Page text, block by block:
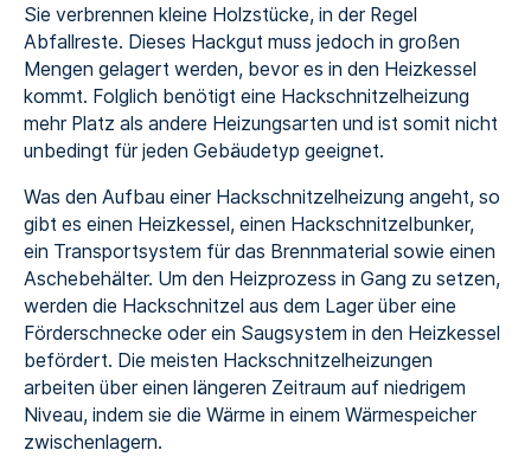
Sie verbrennen kleine Holzstücke, in der Regel
Abfallreste. Dieses Hackgut muss jedoch in großen
Mengen gelagert werden, bevor es in den Heizkessel
kommt. Folglich benötigt eine Hackschnitzelheizung
mehr Platz als andere Heizungsarten und ist somit nicht
unbedingt für jeden Gebäudetyp geeignet.
Was den Aufbau einer Hackschnitzelheizung angeht, so
gibt es einen Heizkessel, einen Hackschnitzelbunker,
ein Transportsystem für das Brennmaterial sowie einen
Aschebehälter. Um den Heizprozess in Gang zu setzen,
werden die Hackschnitzel aus dem Lager über eine
Förderschnecke oder ein Saugsystem in den Heizkessel
befördert. Die meisten Hackschnitzelheizungen
arbeiten über einen längeren Zeitraum auf niedrigem
Niveau, indem sie die Wärme in einem Wärmespeicher
zwischenlagern.